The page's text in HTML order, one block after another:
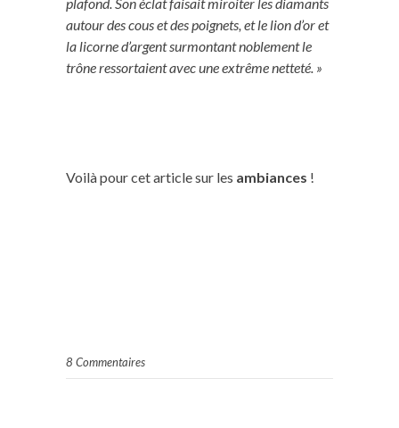
autour des cous et des poignets, et le lion d’or et
la licorne d’argent surmontant noblement le
trône ressortaient avec une extrême netteté. »
Voilà pour cet article sur les ambiances !
8 Commentaires